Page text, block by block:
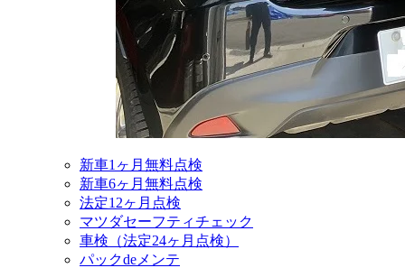
新車1ヶ月無料点検
新車6ヶ月無料点検
法定12ヶ月点検
マツダセーフティチェック
車検（法定24ヶ月点検）
パックdeメンテ